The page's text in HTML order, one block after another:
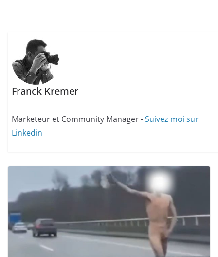
Franck Kremer
Marketeur et Community Manager -Suivez moi sur
Linkedin